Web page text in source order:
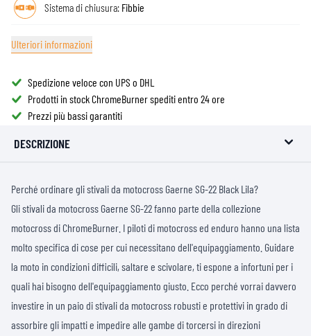
Sistema di chiusura: Fibbie
Ulteriori informazioni
Spedizione veloce con UPS o DHL
Prodotti in stock ChromeBurner spediti entro 24 ore
Prezzi più bassi garantiti
DESCRIZIONE
Perché ordinare gli stivali da motocross Gaerne SG-22 Black Lila?
Gli stivali da motocross Gaerne SG-22 fanno parte della collezione
motocross di ChromeBurner. I piloti di motocross ed enduro hanno una lista
molto specifica di cose per cui necessitano dell'equipaggiamento. Guidare
la moto in condizioni difficili, saltare e scivolare, ti espone a infortuni per i
quali hai bisogno dell'equipaggiamento giusto. Ecco perché vorrai davvero
investire in un paio di stivali da motocross robusti e protettivi in ​​grado di
assorbire gli impatti e impedire alle gambe di torcersi in direzioni